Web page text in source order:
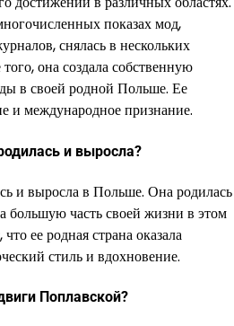
показах мод,
снялась в нескольких
она создала собственную
в своей родной Польше. Ее
и международное признание.
и выросла?
и выросла в Польше. Она родилась
большую часть своей жизни в этом
ее родная страна оказала
стиль и вдохновение.
Поплавской?